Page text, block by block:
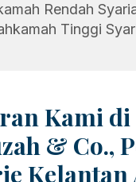
Rendah
Tinggi
Kami
& Co.,
Kelantan